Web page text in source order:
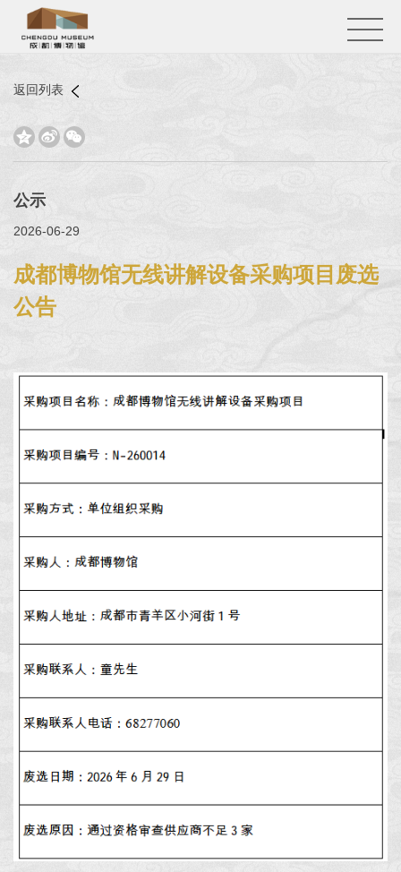
返回列表
  
公示
2026-06-29
成都博物馆无线讲解设备采购项目废选
公告